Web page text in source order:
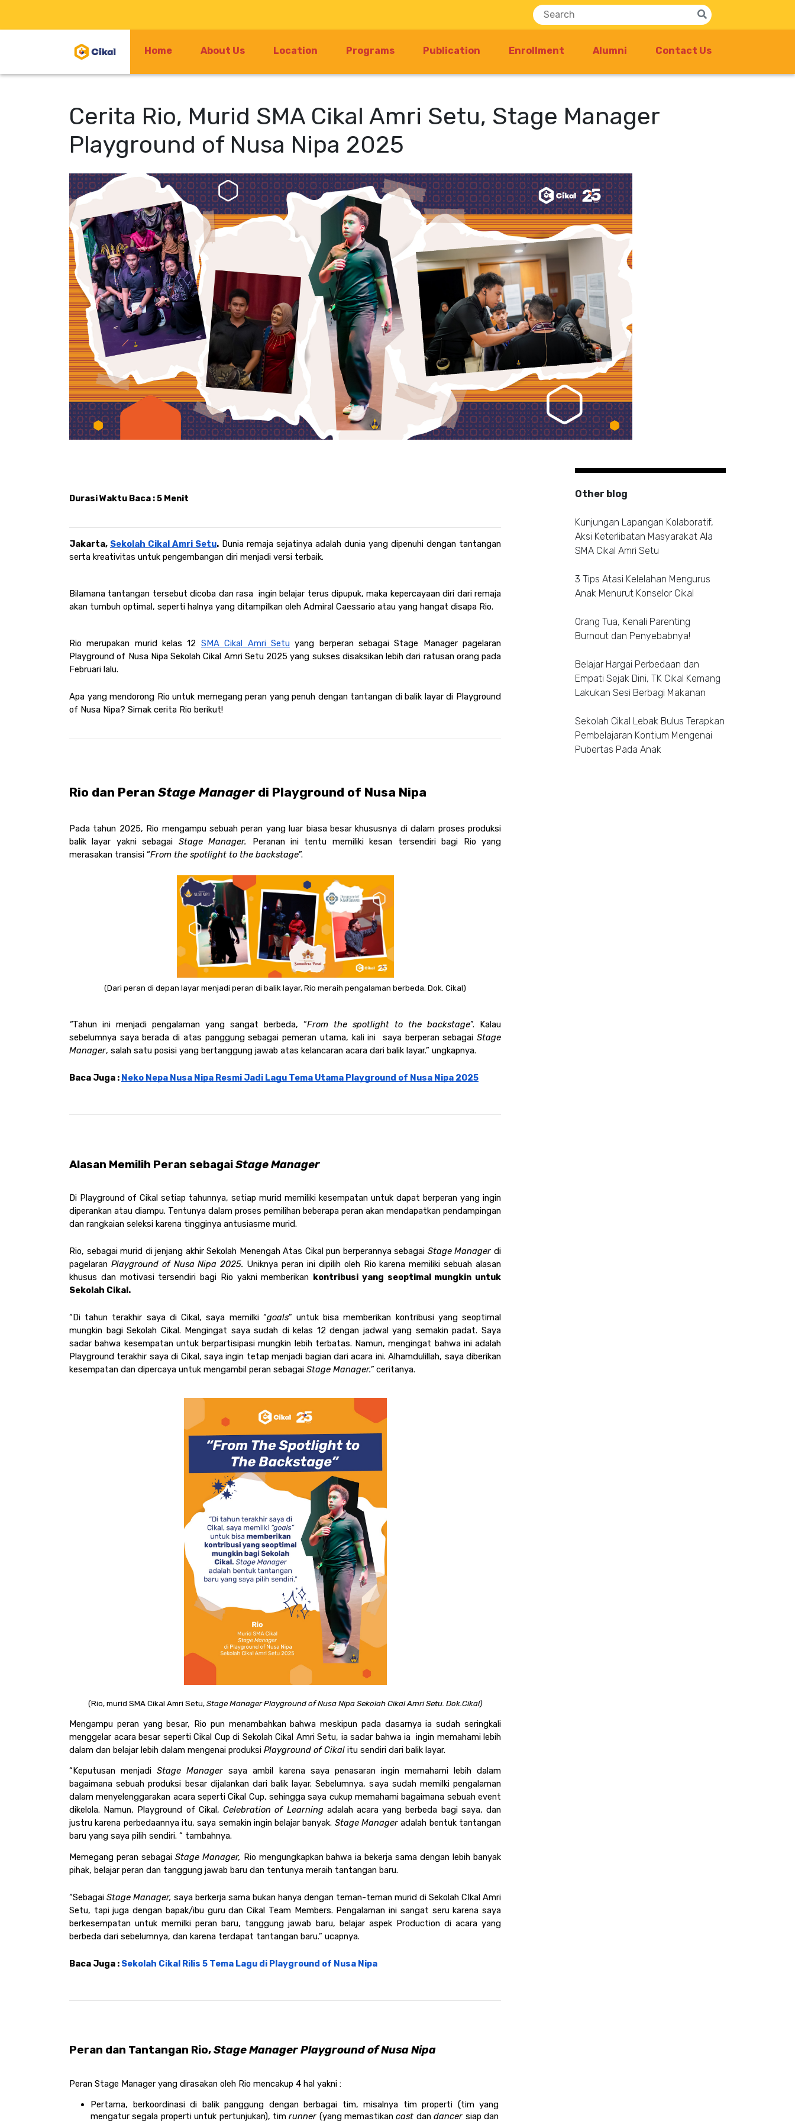
Home About Us Location Programs Publication Enrollment Alumni Contact Us
Cerita Rio, Murid SMA Cikal Amri Setu, Stage Manager
Playground of Nusa Nipa 2025
Durasi Waktu Baca : 5 Menit
Jakarta, Sekolah Cikal Amri Setu. Dunia remaja sejatinya adalah dunia yang dipenuhi dengan tantangan
serta kreativitas untuk pengembangan diri menjadi versi terbaik.
Bilamana tantangan tersebut dicoba dan rasa  ingin belajar terus dipupuk, maka kepercayaan diri dari remaja
akan tumbuh optimal, seperti halnya yang ditampilkan oleh Admiral Caessario atau yang hangat disapa Rio.
Rio merupakan murid kelas 12 SMA Cikal Amri Setu yang berperan sebagai Stage Manager pagelaran
Playground of Nusa Nipa Sekolah Cikal Amri Setu 2025 yang sukses disaksikan lebih dari ratusan orang pada
Februari lalu.
Apa yang mendorong Rio untuk memegang peran yang penuh dengan tantangan di balik layar di Playground
of Nusa Nipa? Simak cerita Rio berikut!
Rio dan Peran Stage Manager di Playground of Nusa Nipa
Pada tahun 2025, Rio mengampu sebuah peran yang luar biasa besar khususnya di dalam proses produksi
balik layar yakni sebagai Stage Manager. Peranan ini tentu memiliki kesan tersendiri bagi Rio yang
merasakan transisi “From the spotlight to the backstage”.
(Dari peran di depan layar menjadi peran di balik layar, Rio meraih pengalaman berbeda. Dok. Cikal)
“Tahun ini menjadi pengalaman yang sangat berbeda, “From the spotlight to the backstage”. Kalau
sebelumnya saya berada di atas panggung sebagai pemeran utama, kali ini  saya berperan sebagai Stage
Manager, salah satu posisi yang bertanggung jawab atas kelancaran acara dari balik layar.” ungkapnya.
Baca Juga : Neko Nepa Nusa Nipa Resmi Jadi Lagu Tema Utama Playground of Nusa Nipa 2025
Alasan Memilih Peran sebagai Stage Manager
Di Playground of Cikal setiap tahunnya, setiap murid memiliki kesempatan untuk dapat berperan yang ingin
diperankan atau diampu. Tentunya dalam proses pemilihan beberapa peran akan mendapatkan pendampingan
dan rangkaian seleksi karena tingginya antusiasme murid.
Rio, sebagai murid di jenjang akhir Sekolah Menengah Atas Cikal pun berperannya sebagai Stage Manager di
pagelaran Playground of Nusa Nipa 2025. Uniknya peran ini dipilih oleh Rio karena memiliki sebuah alasan
khusus dan motivasi tersendiri bagi Rio yakni memberikan kontribusi yang seoptimal mungkin untuk
Sekolah Cikal.
“Di tahun terakhir saya di Cikal, saya memilki “goals” untuk bisa memberikan kontribusi yang seoptimal
mungkin bagi Sekolah Cikal. Mengingat saya sudah di kelas 12 dengan jadwal yang semakin padat. Saya
sadar bahwa kesempatan untuk berpartisipasi mungkin lebih terbatas. Namun, mengingat bahwa ini adalah
Playground terakhir saya di Cikal, saya ingin tetap menjadi bagian dari acara ini. Alhamdulillah, saya diberikan
kesempatan dan dipercaya untuk mengambil peran sebagai Stage Manager.” ceritanya.
(Rio, murid SMA Cikal Amri Setu, Stage Manager Playground of Nusa Nipa Sekolah Cikal Amri Setu. Dok.Cikal)
Mengampu peran yang besar, Rio pun menambahkan bahwa meskipun pada dasarnya ia sudah seringkali
menggelar acara besar seperti Cikal Cup di Sekolah Cikal Amri Setu, ia sadar bahwa ia  ingin memahami lebih
dalam dan belajar lebih dalam mengenai produksi Playground of Cikal itu sendiri dari balik layar.
“Keputusan menjadi Stage Manager saya ambil karena saya penasaran ingin memahami lebih dalam
bagaimana sebuah produksi besar dijalankan dari balik layar. Sebelumnya, saya sudah memilki pengalaman
dalam menyelenggarakan acara seperti Cikal Cup, sehingga saya cukup memahami bagaimana sebuah event
dikelola. Namun, Playground of Cikal, Celebration of Learning adalah acara yang berbeda bagi saya, dan
justru karena perbedaannya itu, saya semakin ingin belajar banyak. Stage Manager adalah bentuk tantangan
baru yang saya pilih sendiri. “ tambahnya.
Memegang peran sebagai Stage Manager, Rio mengungkapkan bahwa ia bekerja sama dengan lebih banyak
pihak, belajar peran dan tanggung jawab baru dan tentunya meraih tantangan baru.
“Sebagai Stage Manager, saya berkerja sama bukan hanya dengan teman-teman murid di Sekolah CIkal Amri
Setu, tapi juga dengan bapak/ibu guru dan Cikal Team Members. Pengalaman ini sangat seru karena saya
berkesempatan untuk memilki peran baru, tanggung jawab baru, belajar aspek Production di acara yang
berbeda dari sebelumnya, dan karena terdapat tantangan baru.” ucapnya.
Baca Juga : Sekolah Cikal Rilis 5 Tema Lagu di Playground of Nusa Nipa
Peran dan Tantangan Rio, Stage Manager Playground of Nusa Nipa
Peran Stage Manager yang dirasakan oleh Rio mencakup 4 hal yakni :
Pertama, berkoordinasi di balik panggung dengan berbagai tim, misalnya tim properti (tim yang
mengatur segala properti untuk pertunjukan), tim runner (yang memastikan cast dan dancer siap dan
Other blog
Kunjungan Lapangan Kolaboratif,
Aksi Keterlibatan Masyarakat Ala
SMA Cikal Amri Setu
3 Tips Atasi Kelelahan Mengurus
Anak Menurut Konselor Cikal
Orang Tua, Kenali Parenting
Burnout dan Penyebabnya!
Belajar Hargai Perbedaan dan
Empati Sejak Dini, TK Cikal Kemang
Lakukan Sesi Berbagi Makanan
Sekolah Cikal Lebak Bulus Terapkan
Pembelajaran Kontium Mengenai
Pubertas Pada Anak